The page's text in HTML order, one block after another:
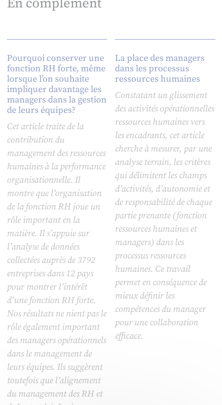
En complément
Pourquoi conserver une
fonction RH forte, même
lorsque l’on souhaite
impliquer davantage les
managers dans la gestion
de leurs équipes?
Cet article traite de la
contribution du
management des ressources
humaines à la performance
organisationnelle. Il
montre que l’organisation
de la fonction RH joue un
rôle important en la
matière. Il s’appuie sur
l’analyse de données
collectées auprès de 3792
entreprises dans 12 pays
pour montrer l’intérêt
d’une fonction RH forte.
Nos résultats ne nient pas le
rôle également important
des managers opérationnels
dans le management de
leurs équipes. Ils suggèrent
toutefois que l’alignement
du management des RH et
La place des managers
dans les processus
ressources humaines
Constatant un glissement
des activités opérationnelles
ressources humaines vers
les encadrants, cet article
cherche à mesurer, par une
analyse terrain, les critères
qui délimitent les champs
d’activités, d’autonomie et
de responsabilité de chaque
partie prenante (fonction
ressources humaines et
managers) dans les
processus ressources
humaines. Ce travail
permet en conséquence de
mieux définir les
compétences du manager
pour une collaboration
efficace.